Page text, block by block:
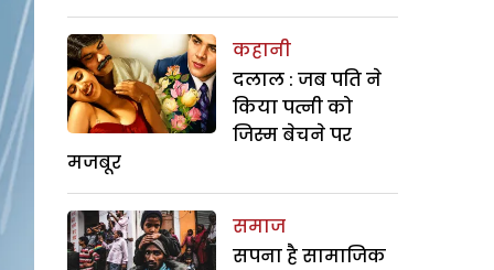
कहानी
दलाल : जब पति ने
किया पत्नी को
जिस्म बेचने पर
मजबूर
समाज
सपना है सामाजिक